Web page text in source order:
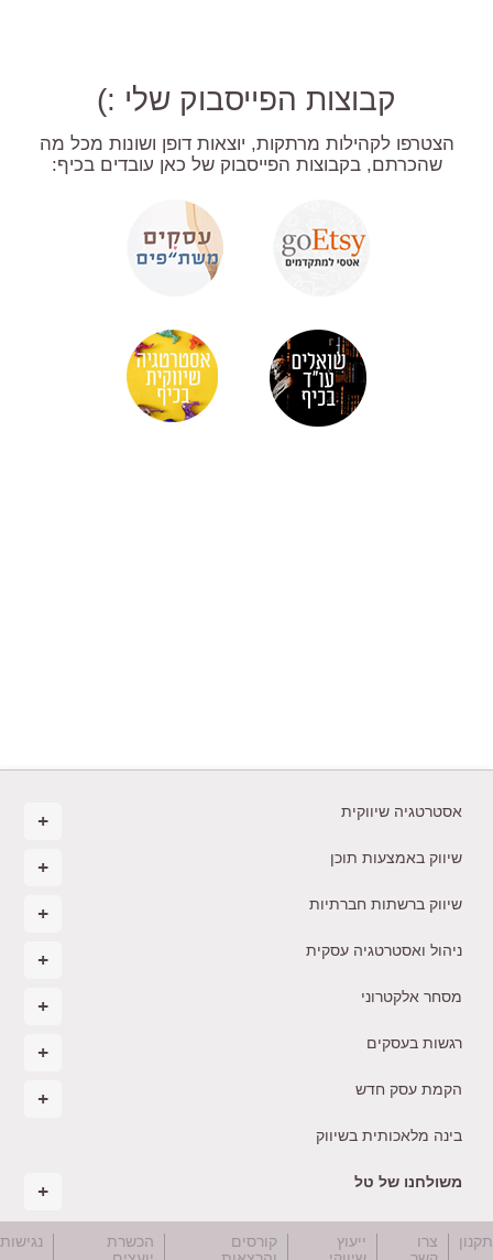
קבוצות הפייסבוק שלי :)
הצטרפו לקהילות מרתקות, יוצאות דופן ושונות מכל מה
שהכרתם, בקבוצות הפייסבוק של כאן עובדים בכיף:
אסטרטגיה שיווקית
שיווק באמצעות תוכן
שיווק ברשתות חברתיות
ניהול ואסטרטגיה עסקית
מסחר אלקטרוני
רגשות בעסקים
הקמת עסק חדש
בינה מלאכותית בשיווק
משולחנו של טל
צרו
ייעוץ
קורסים
הכשרת
נגישות